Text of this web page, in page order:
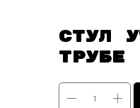
Стул
трубе